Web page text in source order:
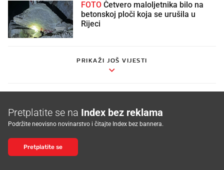
FOTO
betonskoj ploči koja se urušila u
Rijeci
PRIKAŽI JOŠ VIJESTI
Pretplatite se na Index bez reklama
Podržite neovisno novinarstvo i čitajte Index bez bannera.
Pretplatite se